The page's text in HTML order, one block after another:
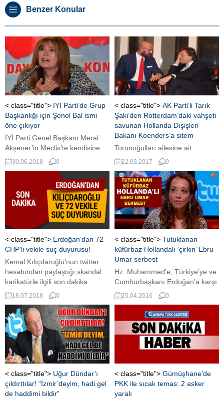
Benzer Konular
< class="title"> İYİ Parti’de Grup
Başkanlığı için Şenol Bal ismi
öne çıkıyor
İYİ Parti Genel Başkanı Meral
Akşener’in Meclis’te kendisine
vekalet edecek ismin de kadın
olmasını istediği konuşuluyor.
Akşener’in, grup başkanı olarak
Ankara Milletvekili Şenol Bal’ı
düşündüğü belirtiliyor 24
Haziran seçimleriyle ilk kez
Meclis’e giren İYİ Parti’de Meclis
Grup Başkanı için çalışmalar
sürüyor. İYİ Parti Ankara
Milletvekili Şenol Bal’ın Meclis
Grup...
30.06.2018 0
< class="title"> AK Parti’li Tarık
Şaki’den Rotterdam’daki vahşeti
savunan Hollanda Dışişleri
Bakanı Koenders’a sitem
Torunoğulları ailesine ait
EdelStaal şirketler grubu'nun 15
Mart 2017 Hollanda
Parlamentosu seçimleri'nden bir
akşam önce düzenlediği
akşamda, AK Parti'den 2015'te
Kars Millevtekili aday adayı olan
genç hukukçu Tarık Şaki,
Hollanda Dışişleri Bakanı Bert
Koenders'a sitemde bulundu.
22.03.2017 0
< class="title"> Erdoğan’dan 72
CHP’li vekile suç duyurusu!
Kemal Kılıçdaroğlu'nun twitter
hesabından paylaştığı skandal
karikatürle ilgili son dakika
gelişmeler var. Cumhurbaşkanı
Recep Tayyip Erdoğan CHP
Lideri Kemal Kılıçdaroğlu ve 72
CHP'li vekil hakkında da suç
duyurusunda bulundu.
18.07.2018 0
< class="title"> Tutuklanan
küfürbaz Hollandalı ‘çirkin’ Ebru
Umar serbest
Hz. Muhammed'e, Türkiye’ye ve
Cumhurbaşkanı Erdoğan'a karşı
çirkin hakaretler içeren
paylaşımlarda bulunan
Hollandalı yazar Ebru Umar,
Kuşadası'nda gözaltına alındı.
Hemen harekete geçen bazı
CHP'liler Umar'a sahip çıkarak
avukatlığına soyundular.
25.04.2016 0
< class="title"> Uğur Dündar’ı
çıldırttılar! “İzmir’deyim, hadi gel
de haddimi bildir”
< class="title"> Gümüşhane’de
PKK ile sıcak temas: 2 asker
yaralı